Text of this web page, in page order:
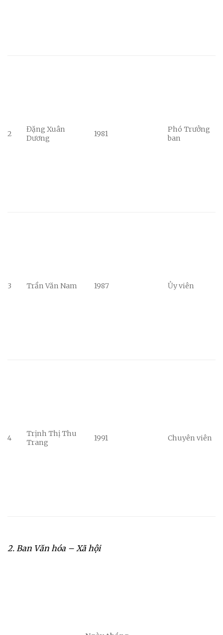
2
Đặng Xuân
Dương
1981
Phó Trưởng
ban
3 Trần Văn Nam 1987 Ủy viên
4
Trịnh Thị Thu
Trang
1991 Chuyên viên
2. Ban Văn hóa – Xã hội